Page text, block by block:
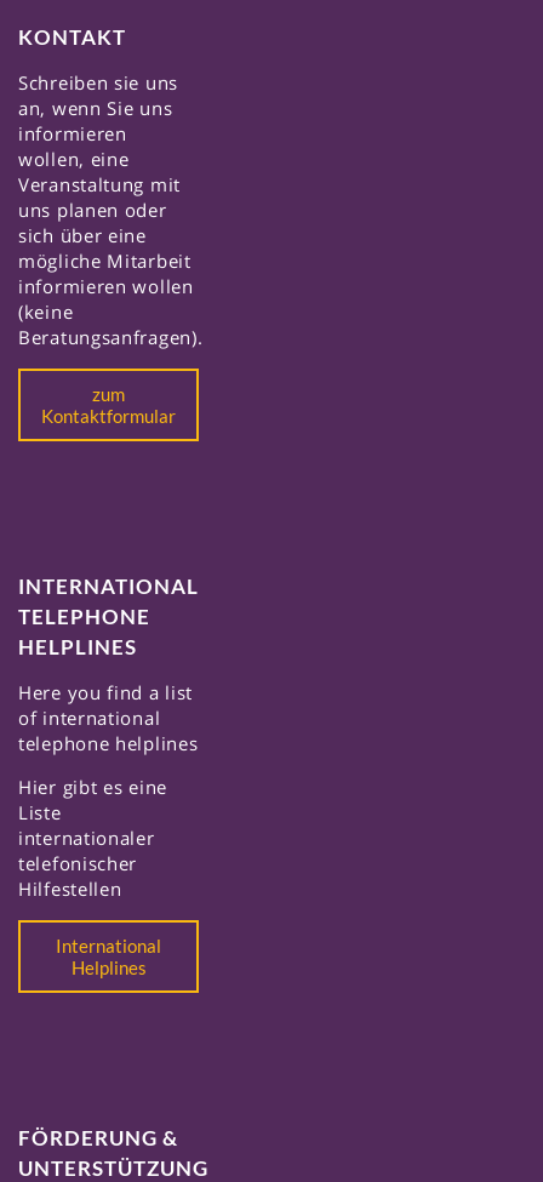
KONTAKT
Schreiben sie uns
an, wenn Sie uns
informieren
wollen, eine
Veranstaltung mit
uns planen oder
sich über eine
mögliche Mitarbeit
informieren wollen
(keine
Beratungsanfragen).
zum
Kontaktformular
INTERNATIONAL
TELEPHONE
HELPLINES
Here you find a list
of international
telephone helplines
Hier gibt es eine
Liste
internationaler
telefonischer
Hilfestellen
International
Helplines
FÖRDERUNG &
UNTERSTÜTZUNG